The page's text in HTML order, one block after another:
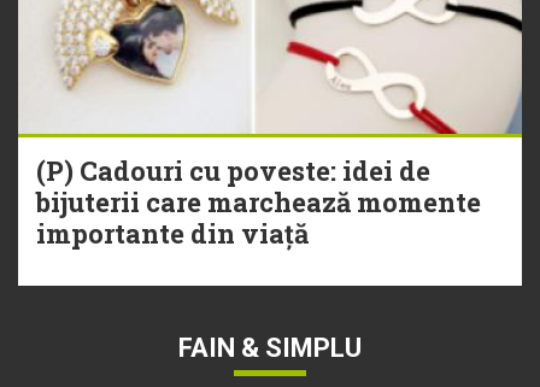
(P) Cadouri cu poveste: idei de
bijuterii care marchează momente
importante din viață
FAIN & SIMPLU